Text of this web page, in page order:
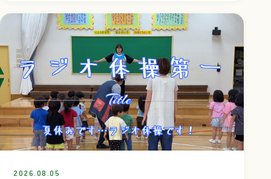
2026.08.05